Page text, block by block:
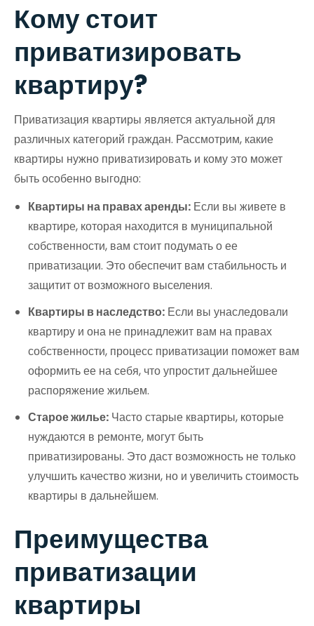
Кому стоит
приватизировать
квартиру?
Приватизация квартиры является актуальной для
различных категорий граждан. Рассмотрим, какие
квартиры нужно приватизировать и кому это может
быть особенно выгодно:
Квартиры на правах аренды: Если вы живете в
квартире, которая находится в муниципальной
собственности, вам стоит подумать о ее
приватизации. Это обеспечит вам стабильность и
защитит от возможного выселения.
Квартиры в наследство: Если вы унаследовали
квартиру и она не принадлежит вам на правах
собственности, процесс приватизации поможет вам
оформить ее на себя, что упростит дальнейшее
распоряжение жильем.
Старое жилье: Часто старые квартиры, которые
нуждаются в ремонте, могут быть
приватизированы. Это даст возможность не только
улучшить качество жизни, но и увеличить стоимость
квартиры в дальнейшем.
Преимущества
приватизации
квартиры